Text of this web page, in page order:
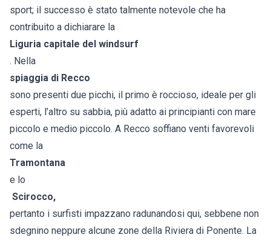
sport; il successo è stato talmente notevole che ha
contribuito a dichiarare la
Liguria capitale del windsurf
. Nella
spiaggia di Recco
sono presenti due picchi, il primo è roccioso, ideale per gli
esperti, l’altro su sabbia, più adatto ai principianti con mare
piccolo e medio piccolo. A Recco soffiano venti favorevoli
come la
Tramontana
e lo
Scirocco,
pertanto i surfisti impazzano radunandosi qui, sebbene non
sdegnino neppure alcune zone della Riviera di Ponente. La